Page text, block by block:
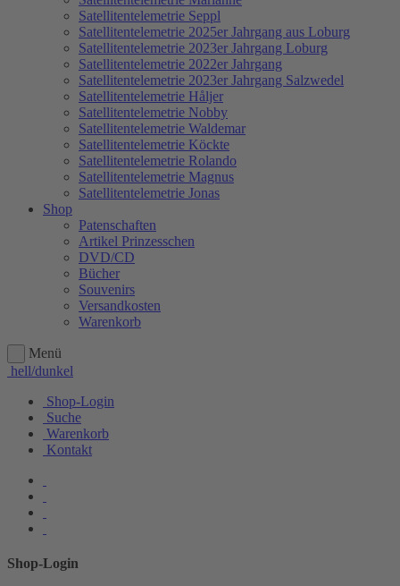
Satellitentelemetrie Seppl
Satellitentelemetrie 2025er Jahrgang aus Loburg
Satellitentelemetrie 2023er Jahrgang Loburg
Satellitentelemetrie 2022er Jahrgang
Satellitentelemetrie 2023er Jahrgang Salzwedel
Satellitentelemetrie Håljer
Satellitentelemetrie Nobby
Satellitentelemetrie Waldemar
Satellitentelemetrie Köckte
Satellitentelemetrie Rolando
Satellitentelemetrie Magnus
Satellitentelemetrie Jonas
Shop
Patenschaften
Artikel Prinzesschen
DVD/CD
Bücher
Souvenirs
Versandkosten
Warenkorb
Menü
hell/dunkel
Shop-Login
Suche
Warenkorb
Kontakt
Shop-Login